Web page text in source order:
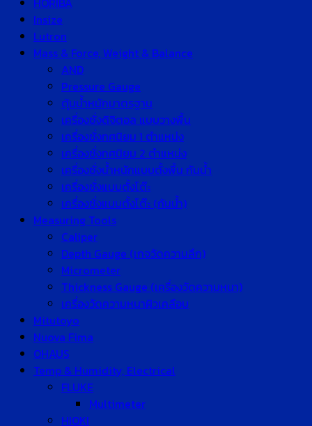
Insize
Lutron
Mass & Force, Weight & Balance
AND
Pressure Gauge
ตุ้มน้ำหนักมาตรฐาน
เครื่องชั่งดิจิตอล แบบวางพื้น
เครื่องชั่งทศนิยม 1 ตำแหน่ง
เครื่องชั่งทศนิยม 2 ตำแหน่ง
เครื่องชั่งน้ำหนักแบบตั้งพื้น กันน้ำ
เครื่องชั่งแบบตั้งโต๊ะ
เครื่องชั่งแบบตั้งโต๊ะ (กันน้ำ)
Measuring Tools
Caliper
Depth Gauge (เกจวัดความลึก)
Micrometer
Thickness Gauge (เครื่องวัดความหนา)
เครื่องวัดความหนาผิวเคลือบ
Mitutoyo
Nuova Fima
OHAUS
Temp & Humidity, Electrical
FLUKE
Multimeter
HIOKI